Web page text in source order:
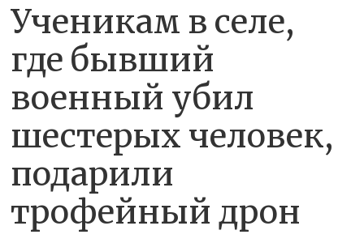
Ученикам в селе,
где бывший
военный убил
шестерых человек,
подарили
трофейный дрон